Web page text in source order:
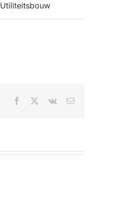
Utiliteitsbouw
Facebook Vk Email